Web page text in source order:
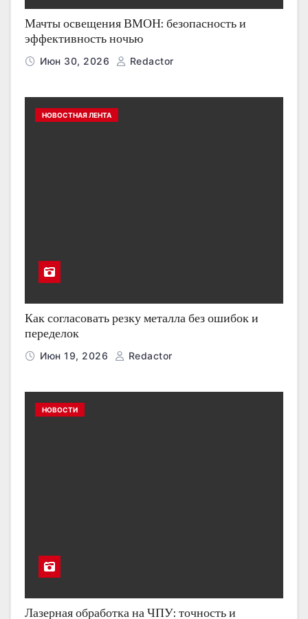
Мачты освещения ВМОН: безопасность и
эффективность ночью
Июн 30, 2026 Redactor
НОВОСТНАЯ ЛЕНТА
Как согласовать резку металла без ошибок и
переделок
Июн 19, 2026 Redactor
НОВОСТИ
Лазерная обработка на ЧПУ: точность и